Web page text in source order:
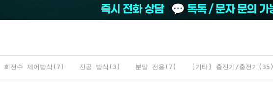
회전수 제어방식(7) 진공 방식(3) 분말 전용(7) [기타] 충진기/충전기(35)